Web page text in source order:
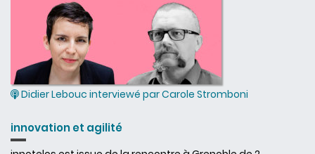
Didier Lebouc interviewé par Carole Stromboni
innovation et agilité